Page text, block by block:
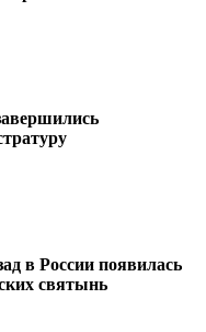
в России появилась
святынь